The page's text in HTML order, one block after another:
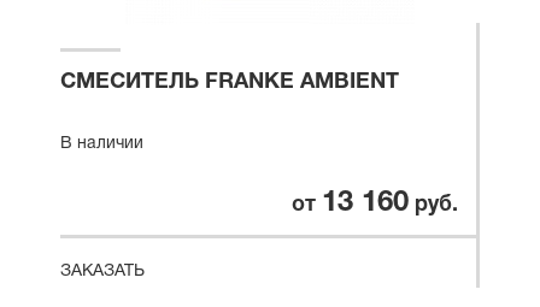
СМЕСИТЕЛЬ FRANKE AMBIENT
В наличии
от 13 160 руб.
ЗАКАЗАТЬ